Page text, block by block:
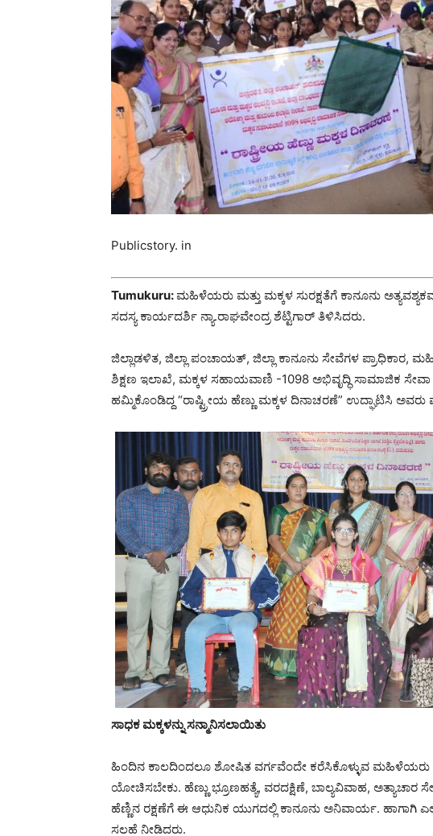
Publicstory. in
Tumukuru:ಮಹಿಳೆಯರು ಮತ್ತು ಮಕ್ಕಳ ಸುರಕ್ಷತೆಗೆ ಕಾನೂನು
ಸದಸ್ಯ ಕಾರ್ಯದರ್ಶಿ ನ್ಯಾ.ರಾಘವೇಂದ್ರ ಶೆಟ್ಟಿಗಾರ್ ತಿಳಿಸಿದರು.
ಜಿಲ್ಲಾಡಳಿತ, ಜಿಲ್ಲಾ ಪಂಚಾಯತ್, ಜಿಲ್ಲಾ ಕಾನೂನು ಸೇವೆಗಳ ಪ್ರಾಧಿಕಾರ,
ಶಿಕ್ಷಣ ಇಲಾಖೆ, ಮಕ್ಕಳ ಸಹಾಯವಾಣಿ -1098 ಅಭಿವೃದ್ಧಿ ಸಾಮಾಜಿಕ
ಹಮ್ಮಿಕೊಂಡಿದ್ದ “ರಾಷ್ಟ್ರೀಯ ಹೆಣ್ಣು ಮಕ್ಕಳ ದಿನಾಚರಣೆ” ಉದ್ಘಾಟಿಸಿ ಅವರು
ಸಾಧಕ ಮಕ್ಕಳನ್ನು ಸನ್ಮಾನಿಸಲಾಯಿತು
ಹಿಂದಿನ ಕಾಲದಿಂದಲೂ ಶೋಷಿತ ವರ್ಗವೆಂದೇ ಕರೆಸಿಕೊಳ್ಳುವ ಮಹಿಳೆಯರು
ಯೋಚಿಸಬೇಕು. ಹೆಣ್ಣು ಭ್ರೂಣಹತ್ಯೆ, ವರದಕ್ಷಿಣೆ, ಬಾಲ್ಯವಿವಾಹ, ಅತ್ಯಾಚಾರ
ಹೆಣ್ಣಿನ ರಕ್ಷಣೆಗೆ ಈ ಆಧುನಿಕ ಯುಗದಲ್ಲಿ ಕಾನೂನು ಅನಿವಾರ್ಯ. ಹಾಗಾಗಿ
ಸಲಹೆ ನೀಡಿದರು.